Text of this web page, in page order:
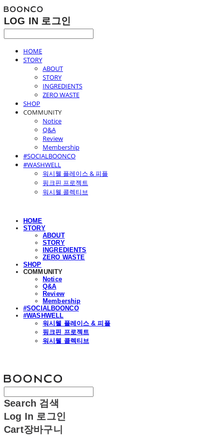
LOG IN 로그인
HOME
STORY
ABOUT
STORY
INGREDIENTS
ZERO WASTE
SHOP
COMMUNITY
Notice
Q&A
Review
Membership
#SOCIALBOONCO
#WASHWELL
워시웰 플레이스 & 피플
핑크핀 프로젝트
워시웰 콜렉티브
HOME
STORY
ABOUT
STORY
INGREDIENTS
ZERO WASTE
SHOP
COMMUNITY
Notice
Q&A
Review
Membership
#SOCIALBOONCO
#WASHWELL
워시웰 플레이스 & 피플
핑크핀 프로젝트
워시웰 콜렉티브
Search 검색
Log In 로그인
Cart장바구니